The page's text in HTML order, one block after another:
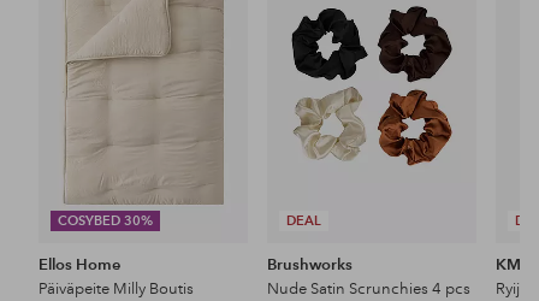
COSYBED 30%
Ellos Home
Päiväpeite Milly Boutis
DEAL
Brushworks
Nude Satin Scrunchies 4 pcs
KM